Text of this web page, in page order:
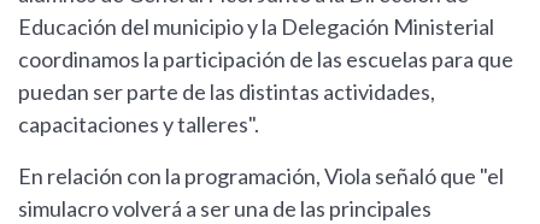
Educación del municipio y la Delegación Ministerial
coordinamos la participación de las escuelas para que
puedan ser parte de las distintas actividades,
capacitaciones y talleres".
En relación con la programación, Viola señaló que "el
simulacro volverá a ser una de las principales